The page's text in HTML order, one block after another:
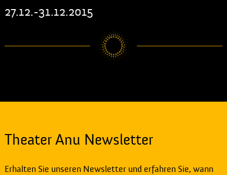
27.12.-31.12.2015
Theater Anu Newsletter
Erhalten Sie unseren Newsletter und erfahren Sie, wann